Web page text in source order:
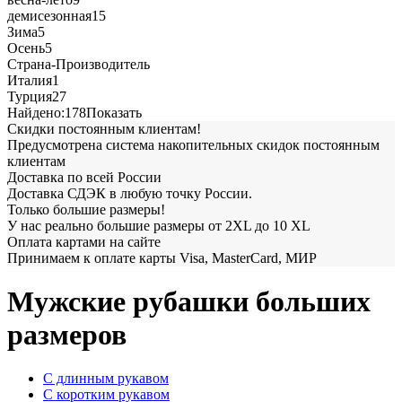
демисезонная15
Зима5
Осень5
Страна-Производитель
Италия1
Турция27
Найдено:178Показать
Скидки постоянным клиентам!
Предусмотрена система накопительных скидок постоянным
клиентам
Доставка по всей России
Доставка СДЭК в любую точку России.
Только большие размеры!
У нас реально большие размеры от 2XL до 10 XL
Оплата картами на сайте
Принимаем к оплате карты Visa, MasterCard, МИР
Мужские рубашки больших
размеров
С длинным рукавом
С коротким рукавом